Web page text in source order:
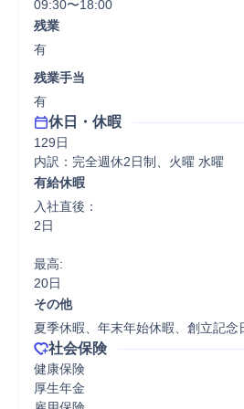
09:30〜18:00
残業
有
残業手当
有
休日・休暇
129日
内訳：完全週休2日制、火曜 水曜
有給休暇
入社直後：
2日
最高:
20日
その他
夏季休暇、年末年始休暇、創立記
社会保険
健康保険
厚生年金